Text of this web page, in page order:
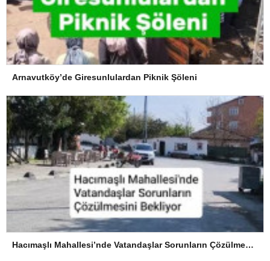
Arnavutköy’de Giresunlulardan Piknik Şöleni
Hacımaşlı Mahallesi’nde Vatandaşlar Sorunların Çözülmesini Bekliyor